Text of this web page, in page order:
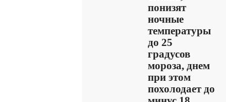
понизят
ночные
температуры
до 25
градусов
мороза, днем
при этом
похолодает до